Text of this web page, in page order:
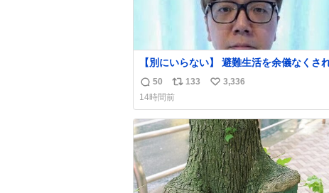
【別にいらない】 避難生活を余儀なくされて
いる子どもたちのためにヒカキンボックス
1000個を寄付させていただきました
返
信
数
50
リ
ポ
ス
ト
133
い
ね
数
3,336
14時間前